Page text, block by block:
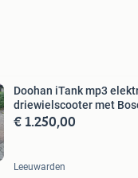
Doohan iTank mp3
driewielscooter met
€ 1.250,00
Leeuwarden